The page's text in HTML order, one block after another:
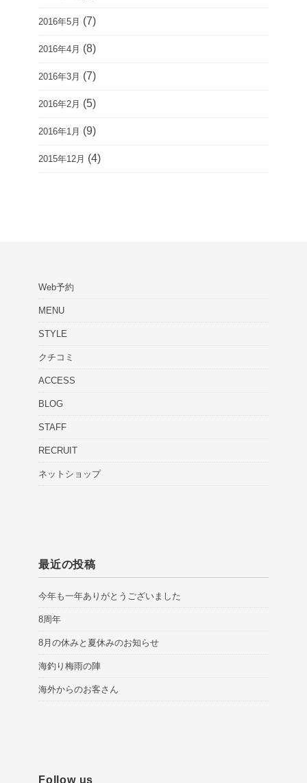
2016年5月 (7)
2016年4月 (8)
2016年3月 (7)
2016年2月 (5)
2016年1月 (9)
2015年12月 (4)
Web予約
MENU
STYLE
クチコミ
ACCESS
BLOG
STAFF
RECRUIT
ネットショップ
最近の投稿
今年も一年ありがとうございました
8周年
8月の休みと夏休みのお知らせ
海釣り梅雨の陣
海外からのお客さん
Follow us